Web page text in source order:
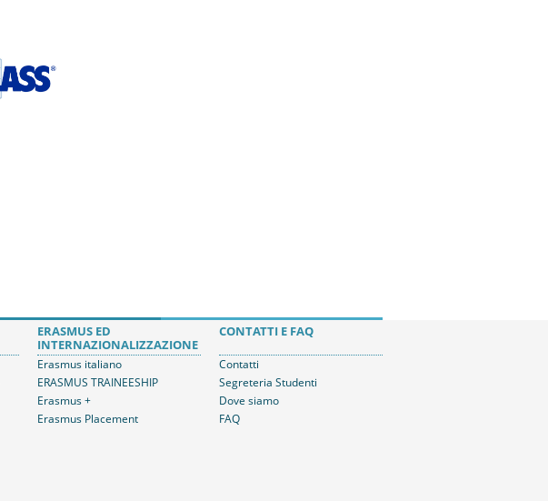
ERASMUS ED
INTERNAZIONALIZZAZIONE
Erasmus italiano
ERASMUS TRAINEESHIP
Erasmus +
Erasmus Placement
CONTATTI E FAQ
Contatti
Segreteria Studenti
Dove siamo
FAQ